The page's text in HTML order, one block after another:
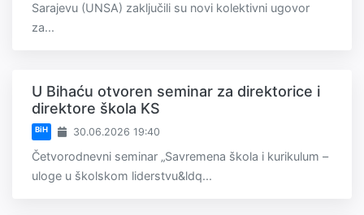
Sarajevu (UNSA) zaključili su novi kolektivni ugovor
za...
U Bihaću otvoren seminar za direktorice i
direktore škola KS
BiH 30.06.2026 19:40
Četvorodnevni seminar „Savremena škola i kurikulum –
uloge u školskom liderstvu&ldq...